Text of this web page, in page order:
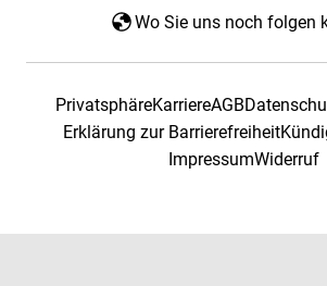
Wo Sie uns noch folgen
PrivatsphäreKarriereAGB
Erklärung zur Barrierefreiheit
ImpressumWiderruf